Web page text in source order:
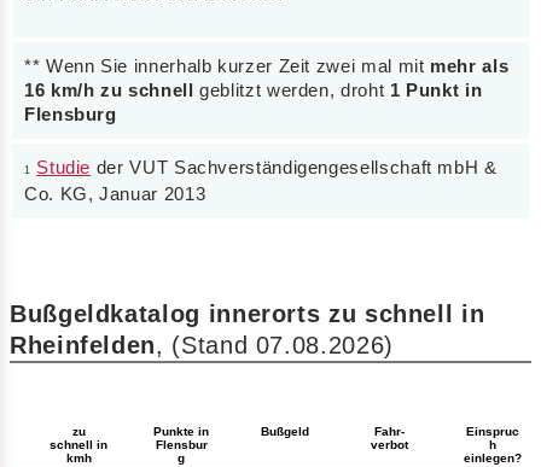
** Wenn Sie innerhalb kurzer Zeit zwei mal mit mehr als
16 km/h zu schnell geblitzt werden, droht 1 Punkt in
Flensburg
1 Studie der VUT Sachverständigengesellschaft mbH &
Co. KG, Januar 2013
Bußgeldkatalog innerorts zu schnell in
Rheinfelden, (Stand 07.08.2026)
zu
schnell in
kmh
Punkte in
Flensbur
g
Bußgeld
Fahr-
verbot
Einspruc
h
einlegen?